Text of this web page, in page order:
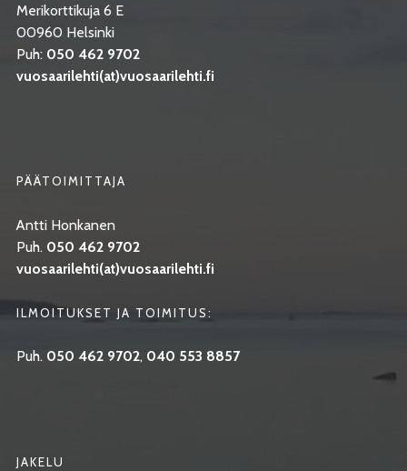
Merikorttikuja 6 E
00960 Helsinki
Puh: 050 462 9702
vuosaarilehti(at)vuosaarilehti.fi
PÄÄTOIMITTAJA
Antti Honkanen
Puh. 050 462 9702
vuosaarilehti(at)vuosaarilehti.fi
ILMOITUKSET JA TOIMITUS:
Puh. 050 462 9702, 040 553 8857
JAKELU